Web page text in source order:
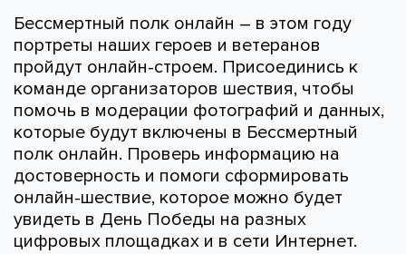
Бессмертный полк онлайн – в этом году
портреты наших героев и ветеранов
пройдут онлайн-строем. Присоединись к
команде организаторов шествия, чтобы
помочь в модерации фотографий и данных,
которые будут включены в Бессмертный
полк онлайн. Проверь информацию на
достоверность и помоги сформировать
онлайн-шествие, которое можно будет
увидеть в День Победы на разных
цифровых площадках и в сети Интернет.